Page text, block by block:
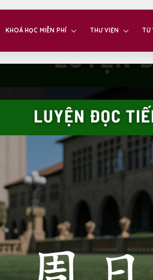
KHOÁ HỌC MIỄN PHÍ THƯ VIỆN TỪ